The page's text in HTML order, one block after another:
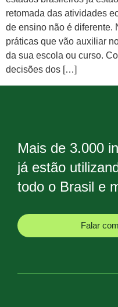
retomada das atividades
de ensino não é diferente.
práticas que vão auxiliar
da sua escola ou curso.
decisões dos […]
Mais de 3.000
já estão
todo o Brasil e
Falar